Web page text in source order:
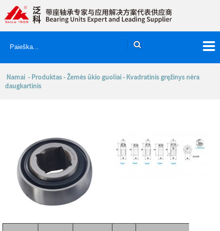
Namai -Produktas-Žemės ūkio guoliai- Kvadratinis gręžinys nėra
daugkartinis